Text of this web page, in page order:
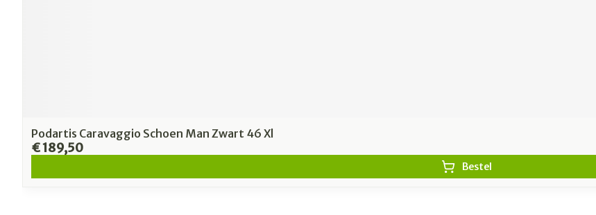
Podartis Caravaggio Schoen Man Zwart 46 Xl
€ 189,50
Bestel